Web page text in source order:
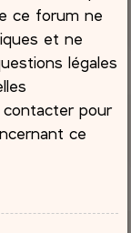
ce forum ne
et ne
légales
contacter pour
ce